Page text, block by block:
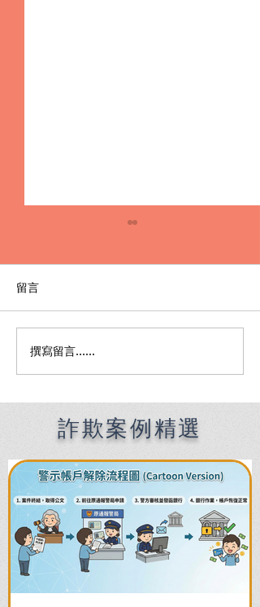
Premier English
Speaking Criminal
Filipinos in Taiwan:
Chien Sheng
International Law Firm
留言
撰寫留言......
詐欺案例精選